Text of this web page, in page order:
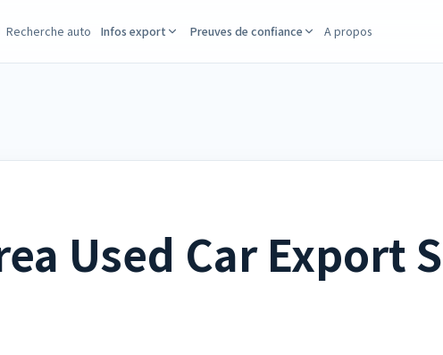
Recherche auto Infos export Preuves de confiance A propos
Used Car Export